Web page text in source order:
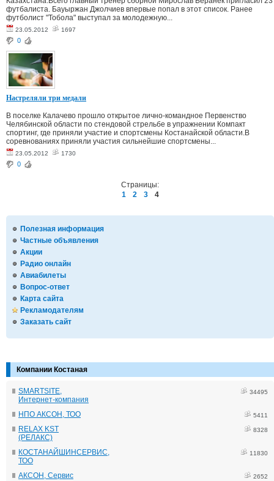
Полезная информация
Частные объявления
Акции
Радио онлайн
Авиабилеты
Вопрос-ответ
Карта сайта
Рекламодателям
Заказать сайт
Компании Костаная
SMARTSITE,
Интернет-компания
34495
НПО АКСОН, ТОО 5411
RELAX KST
(РЕЛАКС)
8328
КОСТАНАЙШИНСЕРВИС,
ТОО
11830
АКСОН, Сервис
2652
футбалиста. Бауыржан Джолчиев впервые попал в этот список. Ранее
футболист "Тобола" выступал за молодежную...
23.05.2012 1697
0
Настреляли три медали
В поселке Калачево прошло открытое лично-командное Первенство
Челябинской области по стендовой стрельбе в упражнении Компакт
спортинг, где приняли участие и спортсмены Костанайской области.В
соревнованиях приняли участия сильнейшие спортсмены...
23.05.2012 1730
0
Страницы:
1
2 3 4